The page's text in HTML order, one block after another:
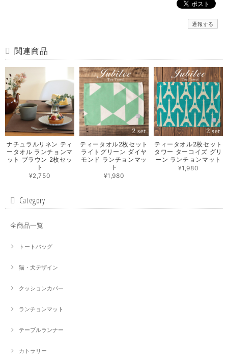
通報する
関連商品
ナチュラルリネン ティ
ータオル ランチョンマ
ット ブラウン 2枚セッ
ト
¥2,750
ティータオル2枚セット
ライトグリーン ダイヤ
モンド ランチョンマッ
ト
¥1,980
ティータオル2枚セット
タワー ターコイズ グリ
ーン ランチョンマット
¥1,980
Category
全商品一覧
トートバッグ
猫・犬デザイン
クッションカバー
ランチョンマット
テーブルランナー
カトラリー